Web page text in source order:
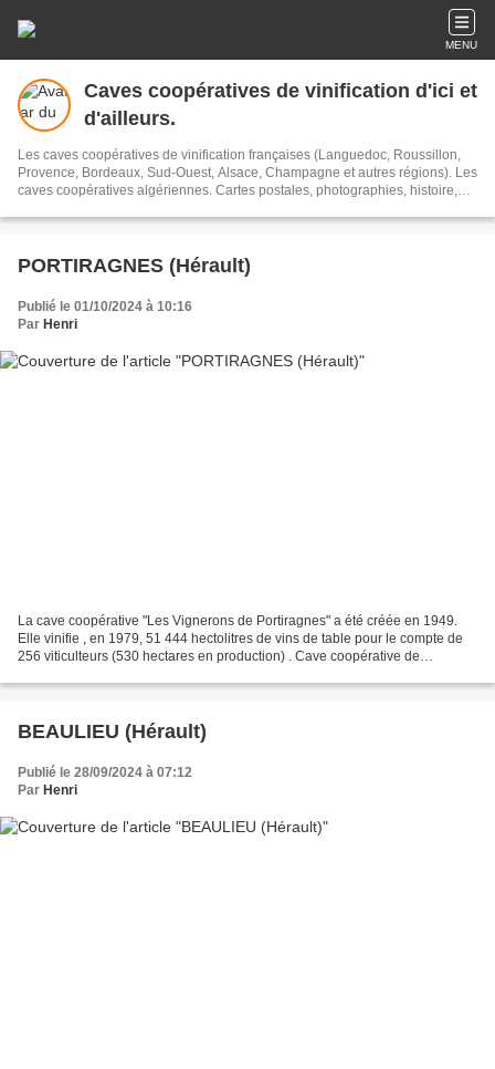
MENU
Caves coopératives de vinification d'ici et
d'ailleurs.
Les caves coopératives de vinification françaises (Languedoc, Roussillon,
Provence, Bordeaux, Sud-Ouest, Alsace, Champagne et autres régions). Les
caves coopératives algériennes. Cartes postales, photographies, histoire,
PORTIRAGNES (Hérault)
Publié le 01/10/2024 à 10:16
Par Henri
La cave coopérative "Les Vignerons de Portiragnes" a été créée en 1949.
Elle vinifie , en 1979, 51 444 hectolitres de vins de table pour le compte de
256 viticulteurs (530 hectares en production) . Cave coopérative de
BEAULIEU (Hérault)
Publié le 28/09/2024 à 07:12
Par Henri